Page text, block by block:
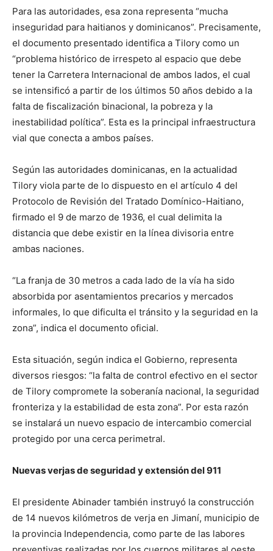
Para las autoridades, esa zona representa “mucha
inseguridad para haitianos y dominicanos”. Precisamente,
el documento presentado identifica a Tilory como un
“problema histórico de irrespeto al espacio que debe
tener la Carretera Internacional de ambos lados, el cual
se intensificó a partir de los últimos 50 años debido a la
falta de fiscalización binacional, la pobreza y la
inestabilidad política”. Esta es la principal infraestructura
vial que conecta a ambos países.
Según las autoridades dominicanas, en la actualidad
Tilory viola parte de lo dispuesto en el artículo 4 del
Protocolo de Revisión del Tratado Domínico-Haitiano,
firmado el 9 de marzo de 1936, el cual delimita la
distancia que debe existir en la línea divisoria entre
ambas naciones.
“La franja de 30 metros a cada lado de la vía ha sido
absorbida por asentamientos precarios y mercados
informales, lo que dificulta el tránsito y la seguridad en la
zona”, indica el documento oficial.
Esta situación, según indica el Gobierno, representa
diversos riesgos: “la falta de control efectivo en el sector
de Tilory compromete la soberanía nacional, la seguridad
fronteriza y la estabilidad de esta zona”. Por esta razón
se instalará un nuevo espacio de intercambio comercial
protegido por una cerca perimetral.
Nuevas verjas de seguridad y extensión del 911
El presidente Abinader también instruyó la construcción
de 14 nuevos kilómetros de verja en Jimaní, municipio de
la provincia Independencia, como parte de las labores